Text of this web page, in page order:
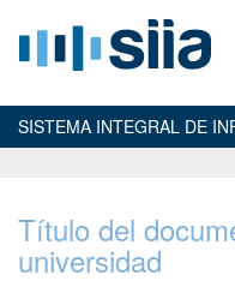
SISTEMA INTEGRAL DE
Título del
universidad